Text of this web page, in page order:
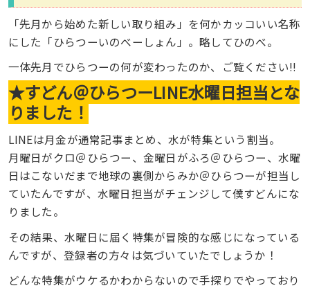
「先月から始めた新しい取り組み」を何かカッコいい名称
にした「ひらつーいのべーしょん」。略してひのべ。
一体先月でひらつーの何が変わったのか、ご覧ください!!
★すどん＠ひらつーLINE水曜日担当とな
りました！
LINEは月金が通常記事まとめ、水が特集という割当。
月曜日がクロ＠ひらつー、金曜日がふろ＠ひらつー、水曜
日はこないだまで地球の裏側からみか＠ひらつーが担当し
ていたんですが、水曜日担当がチェンジして僕すどんにな
りました。
その結果、水曜日に届く特集が冒険的な感じになっている
んですが、登録者の方々は気づいていたでしょうか！
どんな特集がウケるかわからないので手探りでやっており